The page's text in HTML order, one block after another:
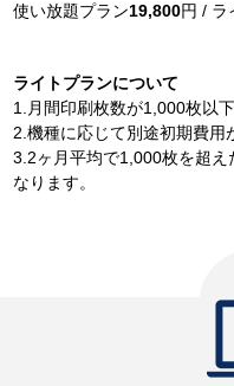
使い放題プラン19,800円 / ラ
ライトプランについて
1.月間印刷枚数が1,000枚以
2.機種に応じて別途初期費用
3.2ヶ月平均で1,000枚を超え
なります。